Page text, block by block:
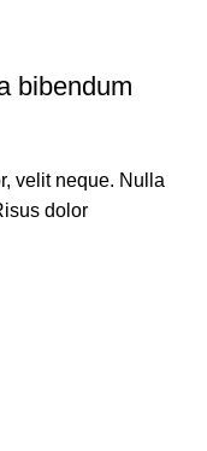
bibendum
velit neque. Nulla
dolor